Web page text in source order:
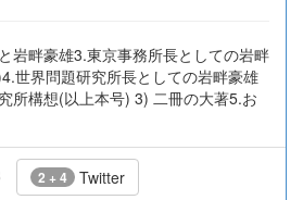
岩畔豪雄3.東京事務所長としての岩畔
世界問題研究所長としての岩畔豪雄
所構想(以上本号) 3) 二冊の大著5.お
2 + 4 Twitter